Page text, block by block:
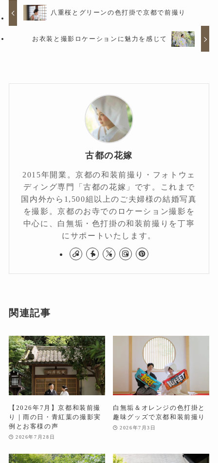
八重桜とグリーンの色打掛で京都で前撮り
お衣装と撮影ロケーションに魅力を感じて
古都の花嫁
2015年開業。京都の和装前撮り・フォトウェ
ディング専門「古都の花嫁」です。これまで
国内外から1,500組以上のご夫婦様の結婚写真
を撮影。京都のお寺でのロケーション撮影を
中心に、白無垢・色打掛の和装前撮りを丁寧
にサポートいたします。
関連記事
【2026年7月】京都和装前撮
り｜雨の日・青紅葉の撮影実
例とお客様の声
2026年7月28日
白無垢＆オレンジの色打掛と
趣味グッズで京都和装前撮り
2026年7月3日